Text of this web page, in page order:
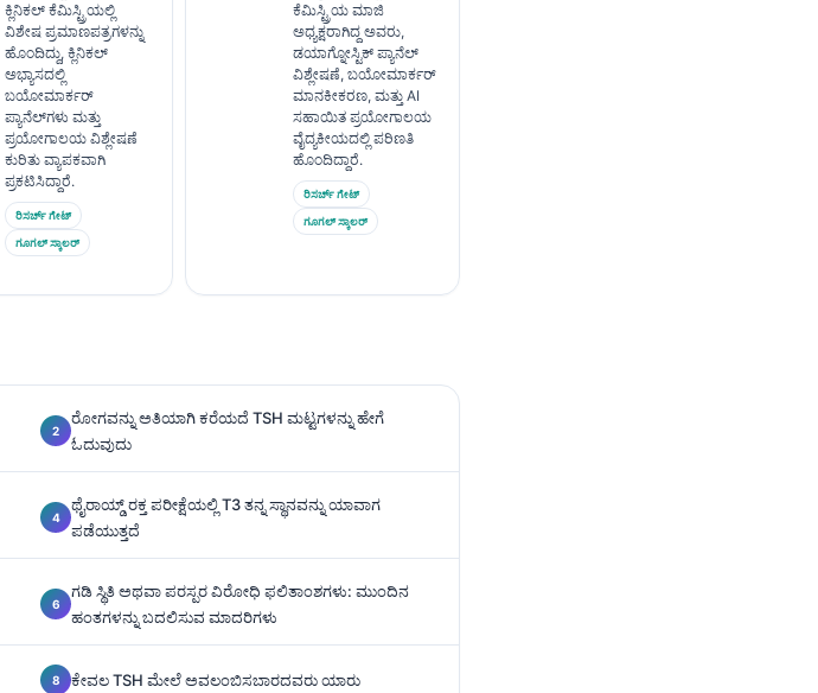
ಕ್ಲಿನಿಕಲ್ ಕೆಮಿಸ್ಟ್ರಿಯಲ್ಲಿ
ವಿಶೇಷ ಪ್ರಮಾಣಪತ್ರಗಳನ್ನು
ಹೊಂದಿದ್ದು, ಕ್ಲಿನಿಕಲ್
ಅಭ್ಯಾಸದಲ್ಲಿ
ಬಯೋಮಾರ್ಕರ್
ಪ್ಯಾನೆಲ್‌ಗಳು ಮತ್ತು
ಪ್ರಯೋಗಾಲಯ ವಿಶ್ಲೇಷಣೆ
ಕುರಿತು ವ್ಯಾಪಕವಾಗಿ
ಪ್ರಕಟಿಸಿದ್ದಾರೆ.
ರಿಸರ್ಚ್ ಗೇಟ್
ಗೂಗಲ್ ಸ್ಕಾಲರ್
ಕೆಮಿಸ್ಟ್ರಿಯ ಮಾಜಿ
ಅಧ್ಯಕ್ಷರಾಗಿದ್ದ ಅವರು,
ಡಯಾಗ್ನೋಸ್ಟಿಕ್ ಪ್ಯಾನೆಲ್
ವಿಶ್ಲೇಷಣೆ, ಬಯೋಮಾರ್ಕರ್
ಮಾನಕೀಕರಣ, ಮತ್ತು AI
ಸಹಾಯಿತ ಪ್ರಯೋಗಾಲಯ
ವೈದ್ಯಕೀಯದಲ್ಲಿ ಪರಿಣತಿ
ಹೊಂದಿದ್ದಾರೆ.
ರಿಸರ್ಚ್ ಗೇಟ್
ಗೂಗಲ್ ಸ್ಕಾಲರ್
ರೋಗವನ್ನು ಅತಿಯಾಗಿ ಕರೆಯದೆ TSH ಮಟ್ಟಗಳನ್ನು ಹೇಗೆ
ಓದುವುದು
ಥೈರಾಯ್ಡ್ ರಕ್ತ ಪರೀಕ್ಷೆಯಲ್ಲಿ T3 ತನ್ನ ಸ್ಥಾನವನ್ನು ಯಾವಾಗ
ಪಡೆಯುತ್ತದೆ
ಗಡಿ ಸ್ಥಿತಿ ಅಥವಾ ಪರಸ್ಪರ ವಿರೋಧಿ ಫಲಿತಾಂಶಗಳು: ಮುಂದಿನ
ಹಂತಗಳನ್ನು ಬದಲಿಸುವ ಮಾದರಿಗಳು
ಕೇವಲ TSH ಮೇಲೆ ಅವಲಂಬಿಸಬಾರದವರು ಯಾರು